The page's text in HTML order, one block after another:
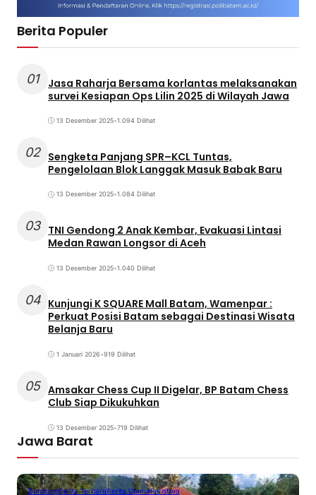
Berita Populer
01
Jasa Raharja Bersama korlantas melaksanakan
survei Kesiapan Ops Lilin 2025 di Wilayah Jawa
13 Desember 2025•1.094 Dilihat
02 Sengketa Panjang SPR–KCL Tuntas,
Pengelolaan Blok Langgak Masuk Babak Baru
13 Desember 2025•1.084 Dilihat
03 TNI Gendong 2 Anak Kembar, Evakuasi Lintasi
Medan Rawan Longsor di Aceh
13 Desember 2025•1.040 Dilihat
04 Kunjungi K SQUARE Mall Batam, Wamenpar :
Perkuat Posisi Batam sebagai Destinasi Wisata
Belanja Baru
1 Januari 2026•919 Dilihat
05 Amsakar Chess Cup II Digelar, BP Batam Chess
Club Siap Dikukuhkan
13 Desember 2025•719 Dilihat
Jawa Barat
BandungBerita TerbaruBerita UtamaPeristiwa